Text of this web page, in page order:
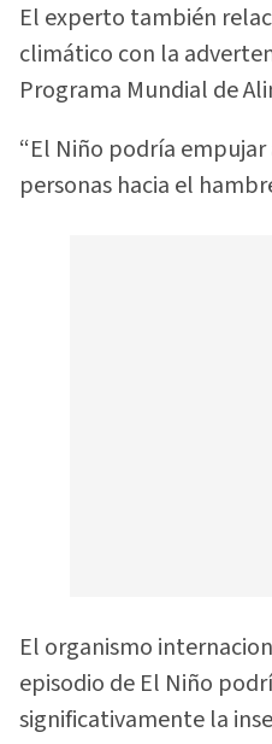
El experto también
climático con la
Programa Mundial de
“El Niño podría
personas hacia el
El organismo
episodio de El Niño
significativamente la